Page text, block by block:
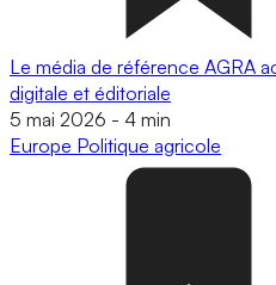
Le média de référence AGRA
digitale et éditoriale
5 mai 2026 - 4 min
Europe Politique agricole